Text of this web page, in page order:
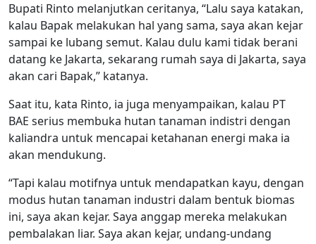
Bupati Rinto melanjutkan ceritanya, “Lalu saya katakan,
kalau Bapak melakukan hal yang sama, saya akan kejar
sampai ke lubang semut. Kalau dulu kami tidak berani
datang ke Jakarta, sekarang rumah saya di Jakarta, saya
akan cari Bapak,” katanya.
Saat itu, kata Rinto, ia juga menyampaikan, kalau PT
BAE serius membuka hutan tanaman indistri dengan
kaliandra untuk mencapai ketahanan energi maka ia
akan mendukung.
“Tapi kalau motifnya untuk mendapatkan kayu, dengan
modus hutan tanaman industri dalam bentuk biomas
ini, saya akan kejar. Saya anggap mereka melakukan
pembalakan liar. Saya akan kejar, undang-undang